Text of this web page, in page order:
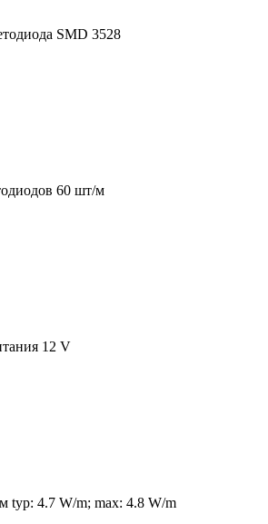
SMD 3528
60 шт/м
12 V
typ: 4.7 W/m; max: 4.8 W/m